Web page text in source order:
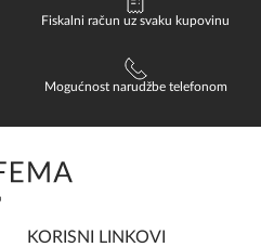
Fiskalni račun uz svaku kupovinu
Mogućnost narudžbe telefonom
KORISNI LINKOVI